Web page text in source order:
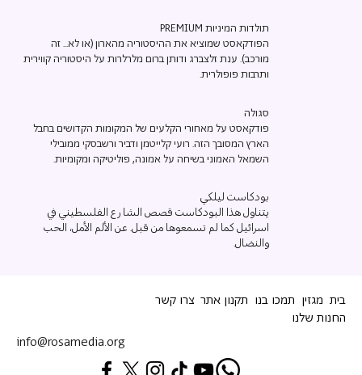
תולדות המיניות PREMIUM
הפודקאסט שמוציא את ההיסטוריה מהארון (או לא... זה
מורכב). ענת זלצברג ודותן ברום מלרלרות על היסטוריה קווירית
ותרבות פופולרית.
סגולה
פודקאסט על מאחורי הקלעים של המקומות הקדושים בחבל
הארץ המסובך הזה. רועי קלייטמן ודביר ורשבסקי ממובילי
השמאל האמוני בשיחה על אמונה, פוליטיקה ומקומיות.
بودكاست ليلكي
يتناول هذا البودكاست قصص الشارع الفلسطيني في
اسرائيل كما لم تسمعوها من قبل. عن الألم الأمل، الحب
والنضال.
info@rosamedia.org
בית מגזין תמכו בנו תקנון אתר צרו קשר
החנות שלנו